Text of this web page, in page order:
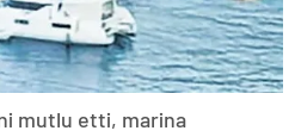
mutlu etti, marina